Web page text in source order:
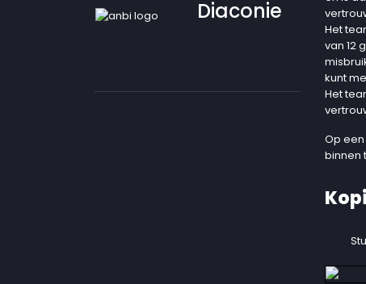
Diaconie
Het
van 12
kunt
Het
Op
binnen